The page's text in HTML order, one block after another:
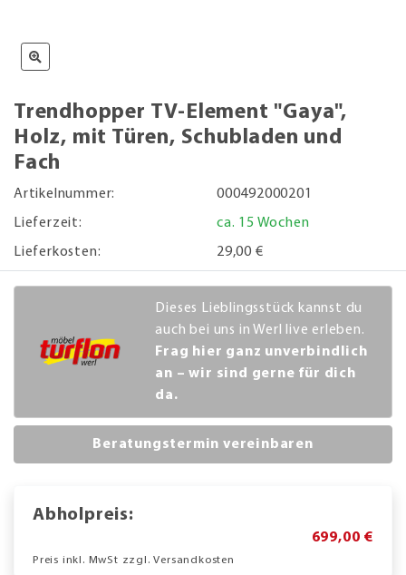
Trendhopper TV-Element "Gaya",
Holz, mit Türen, Schubladen und
Fach
Artikelnummer:
000492000201
Lieferzeit:
ca. 15 Wochen
Lieferkosten:
29,00 €
Dieses Lieblingsstück kannst du
auch bei uns in Werl live erleben.
Frag hier ganz unverbindlich
an – wir sind gerne für dich
da.
Beratungstermin vereinbaren
Abholpreis:
699,00 €
Preis inkl. MwSt zzgl. Versandkosten